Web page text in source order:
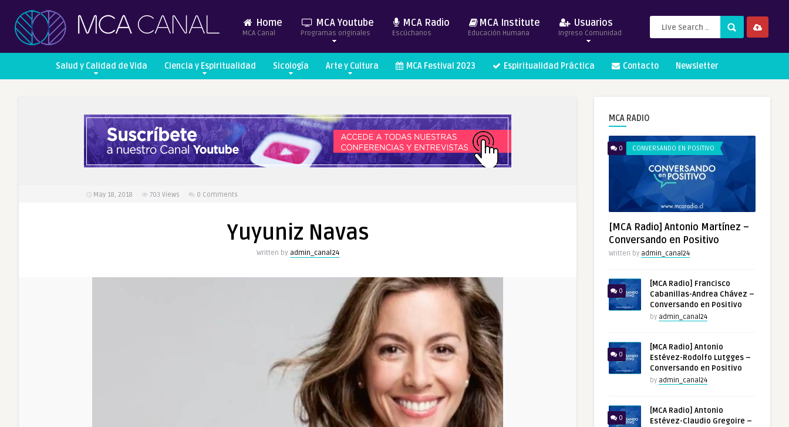
Home
MCA Canal
MCA Youtube
Programas originales
MCA Radio
Escúchanos
MCA Institute
Educación Humana
Usuarios
Ingreso Comunidad
Salud y Calidad de Vida Ciencia y Espiritualidad Sicología Arte y Cultura MCA Festival 2023 Espiritualidad Práctica Contacto Newsletter
May 18, 2018 703 Views 0 Comments
Yuyuniz Navas
Written by admin_canal24
MCA RADIO
0 CONVERSANDO EN POSITIVO
[MCA Radio] Antonio Martínez –
Conversando en Positivo
Written by admin_canal24
0
[MCA Radio] Francisco
Cabanillas-Andrea Chávez –
Conversando en Positivo
by admin_canal24
0
[MCA Radio] Antonio
Estévez-Rodolfo Lutgges –
Conversando en Positivo
by admin_canal24
0
[MCA Radio] Antonio
Estévez-Claudio Gregoire –